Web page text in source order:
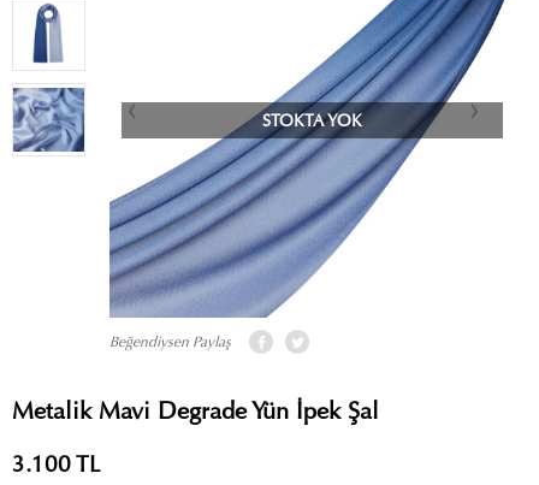
STOKTA YOK
Beğendiysen Paylaş
Metalik Mavi Degrade Yün İpek Şal
3.100TL